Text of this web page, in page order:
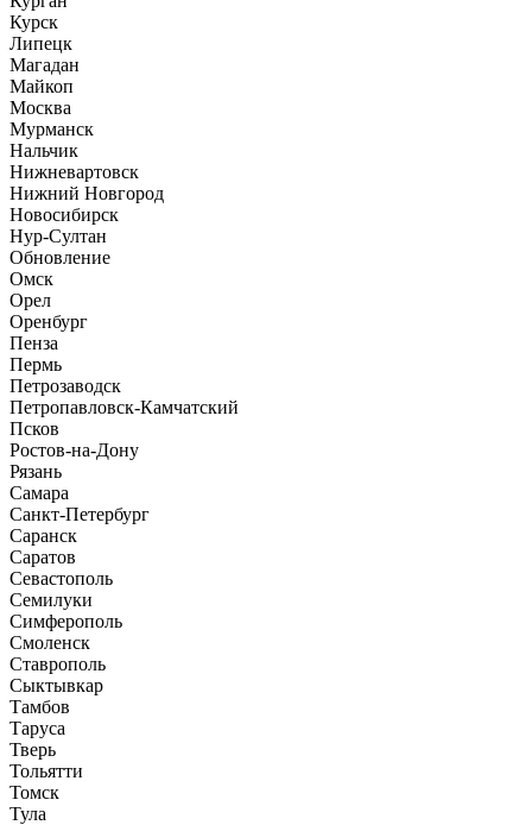
Курск
Липецк
Магадан
Майкоп
Москва
Мурманск
Нальчик
Нижневартовск
Нижний Новгород
Новосибирск
Нур-Султан
Обновление
Омск
Орел
Оренбург
Пенза
Пермь
Петрозаводск
Петропавловск-Камчатский
Псков
Ростов-на-Дону
Рязань
Самара
Санкт-Петербург
Саранск
Саратов
Севастополь
Семилуки
Симферополь
Смоленск
Ставрополь
Сыктывкар
Тамбов
Таруса
Тверь
Тольятти
Томск
Тула